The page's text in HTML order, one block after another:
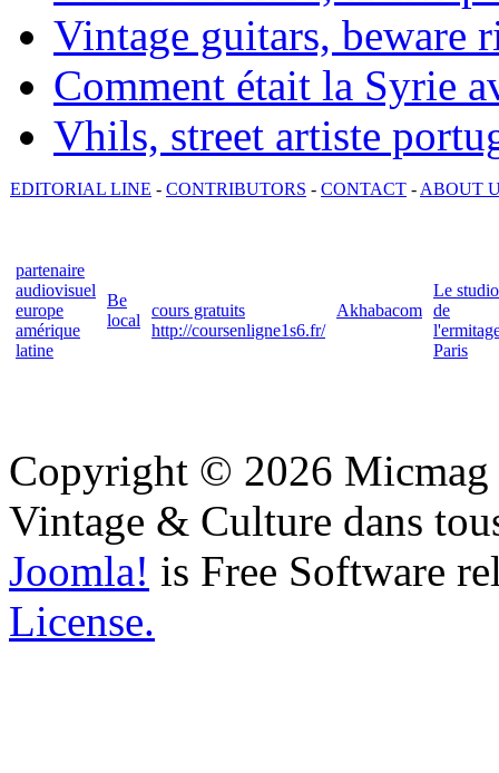
Vintage guitars, beware
Comment était la Syrie
Vhils, street artiste
EDITORIAL LINE - CONTRIBUTORS - CONTACT - ABOUT
partenaire
audiovisuel
europe
amérique
latine
Be
local
cours gratuits
http://coursenligne1s6.fr/
Akhabacom
Le studio
de
Paris
Copyright © 2026 Micmag
Vintage & Culture dans
Joomla! is Free Software
License.